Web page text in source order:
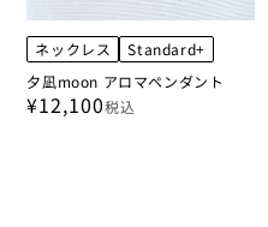
ネックレス
Standard+
夕凪moon アロマペンダント
¥12,100税込